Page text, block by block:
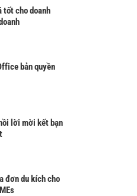
tốt cho doanh
bản quyền
lời mời kết bạn
đơn du kích cho